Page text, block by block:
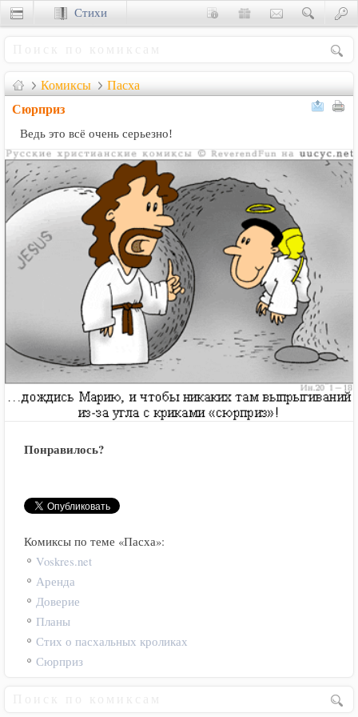
Комиксы Пасха
Сюрприз
Ведь это всё очень серьезно!
Понравилось?
Комиксы по теме «Пасха»:
Voskres.net
Аренда
Доверие
Планы
Стих о пасхальных кроликах
Сюрприз
Стихи